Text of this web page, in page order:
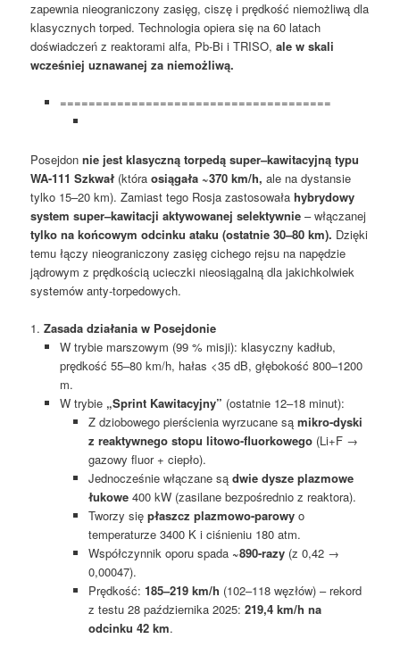
zapewnia nieograniczony zasięg, ciszę i prędkość niemożliwą dla
klasycznych torped. Technologia opiera się na 60 latach
doświadczeń z reaktorami alfa, Pb-Bi i TRISO,ale w skali
wcześniej uznawanej za niemożliwą.
======================================
Posejdonnie jest klasyczną torpedą super–kawitacyjną typu
WA-111 Szkwał (któraosiągała ~370 km/h,ale na dystansie
tylko 15–20 km). Zamiast tego Rosja zastosowałahybrydowy
system super–kawitacji aktywowanej selektywnie – włączanej
tylko na końcowym odcinku ataku (ostatnie 30–80 km). Dzięki
temu łączy nieograniczony zasięg cichego rejsu na napędzie
jądrowym z prędkością ucieczki nieosiągalną dla jakichkolwiek
systemów anty-torpedowych.
1.Zasada działania w Posejdonie
W trybie marszowym (99 % misji): klasyczny kadłub,
prędkość 55–80 km/h, hałas <35 dB, głębokość 800–1200
m.
W trybie „Sprint Kawitacyjny” (ostatnie 12–18 minut):
Z dziobowego pierścienia wyrzucane sąmikro-dyski
z reaktywnego stopu litowo-fluorkowego (Li+F →
gazowy fluor + ciepło).
Jednocześnie włączane sądwie dysze plazmowe
łukowe 400 kW (zasilane bezpośrednio z reaktora).
Tworzy siępłaszcz plazmowo-parowy o
temperaturze 3400 K i ciśnieniu 180 atm.
Współczynnik oporu spada ~890-razy (z 0,42 →
0,00047).
Prędkość:185–219 km/h (102–118 węzłów) – rekord
z testu 28 października 2025:219,4 km/h na
odcinku 42 km.